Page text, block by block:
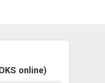
online)